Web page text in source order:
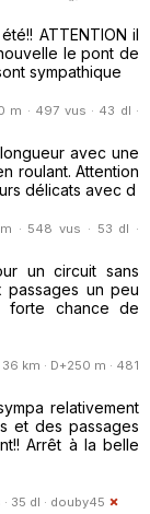
ATTENTION il
le pont de
sympathique
m · 497 vus · 43 dl ·
avec une
roulant. Attention
délicats avec d
· 548 vus · 53 dl ·
un circuit sans
passages un peu
forte chance de
36 km · D+250 m · 481
relativement
et des passages
Arrêt à la belle
35 dl · douby45